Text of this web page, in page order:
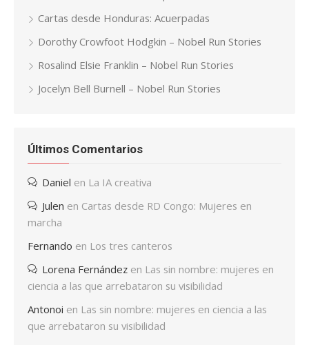
Cartas desde Honduras: Acuerpadas
Dorothy Crowfoot Hodgkin – Nobel Run Stories
Rosalind Elsie Franklin – Nobel Run Stories
Jocelyn Bell Burnell – Nobel Run Stories
Últimos Comentarios
Daniel en La IA creativa
Julen en Cartas desde RD Congo: Mujeres en
marcha
Fernando en Los tres canteros
Lorena Fernández en Las sin nombre: mujeres en
ciencia a las que arrebataron su visibilidad
Antonoi en Las sin nombre: mujeres en ciencia a las
que arrebataron su visibilidad